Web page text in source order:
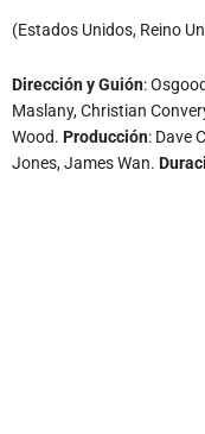
(Estados Unidos, Reino
Dirección y Guión:
Maslany, Christian
Wood. Producción: Dave
Jones, James Wan.